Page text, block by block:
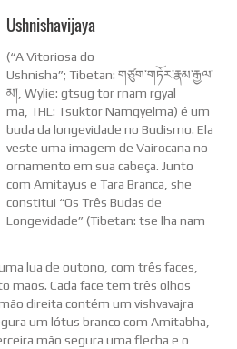
Ushnishavijaya
(“A Vitoriosa do
Ushnisha”; Tibetan: གཙུག་གཏོར་རྣམ་རྒྱལ་
མ།, Wylie: gtsug tor rnam rgyal
ma, THL: Tsuktor Namgyelma) é um
buda da longevidade no Budismo. Ela
veste uma imagem de Vairocana no
ornamento em sua cabeça. Junto
com Amitayus e Tara Branca, she
constitui “Os Três Budas de
Longevidade” (Tibetan: tse lha nam
lua de outono, com três faces,
mãos. Cada face tem três olhos
direita contém um vishvavajra
um lótus branco com Amitabha,
mão segura uma flecha e o